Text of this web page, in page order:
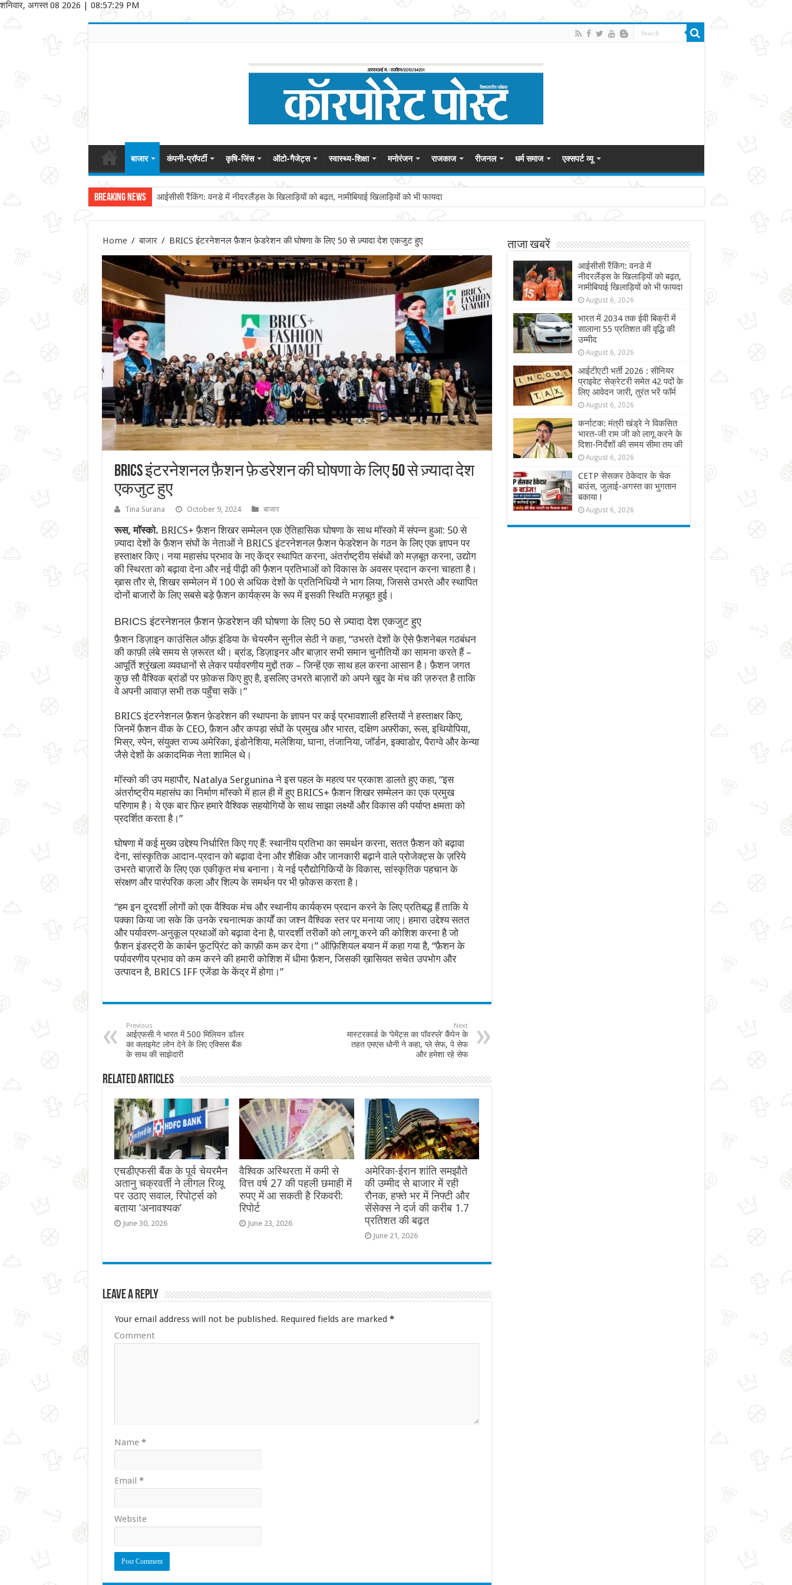
शनिवार, अगस्त 08 2026 | 08:57:29 PM
बाजार कंपनी-प्रॉपर्टी कृषि-जिंस ऑटो-गैजेट्स स्वास्थ्य-शिक्षा मनोरंजन राजकाज रीजनल धर्म समाज एक्सपर्ट व्यू
Breaking News आईसीसी रैंकिंग: वनडे में नीदरलैंड्स के खिलाड़ियों को बढ़त, नामीबियाई खिलाड़ियों को भी फायदा
Home / बाजार / BRICS इंटरनेशनल फ़ैशन फ़ेडरेशन की घोषणा के लिए 50 से ज़्यादा देश एकजुट हुए
BRICS इंटरनेशनल फ़ैशन फ़ेडरेशन की घोषणा के लिए 50 से ज़्यादा देश
एकजुट हुए
Tina Surana October 9, 2024 बाजार
रूस, मॉस्को. BRICS+ फ़ैशन शिखर सम्मेलन एक ऐतिहासिक घोषणा के साथ मॉस्को में संपन्न हुआ: 50 से
ज़्यादा देशों के फ़ैशन संघों के नेताओं ने BRICS इंटरनेशनल फ़ैशन फेडरेशन के गठन के लिए एक ज्ञापन पर
हस्ताक्षर किए। नया महासंघ प्रभाव के नए केंद्र स्थापित करना, अंतर्राष्ट्रीय संबंधों को मज़बूत करना, उद्योग
की स्थिरता को बढ़ावा देना और नई पीढ़ी की फ़ैशन प्रतिभाओं को विकास के अवसर प्रदान करना चाहता है।
ख़ास तौर से, शिखर सम्मेलन में 100 से अधिक देशों के प्रतिनिधियों ने भाग लिया, जिससे उभरते और स्थापित
दोनों बाजारों के लिए सबसे बड़े फ़ैशन कार्यक्रम के रूप में इसकी स्थिति मज़बूत हुई।
BRICS इंटरनेशनल फ़ैशन फ़ेडरेशन की घोषणा के लिए 50 से ज़्यादा देश एकजुट हुए
फ़ैशन डिज़ाइन काउंसिल ऑफ़ इंडिया के चेयरमैन सुनील सेठी ने कहा, “उभरते देशों के ऐसे फ़ैशनेबल गठबंधन
की काफ़ी लंबे समय से ज़रूरत थी। ब्रांड, डिज़ाइनर और बाज़ार सभी समान चुनौतियों का सामना करते हैं –
आपूर्ति श्रृंखला व्यवधानों से लेकर पर्यावरणीय मुद्दों तक – जिन्हें एक साथ हल करना आसान है। फ़ैशन जगत
कुछ सौ वैश्विक ब्रांडों पर फ़ोकस किए हुए है, इसलिए उभरते बाज़ारों को अपने खुद के मंच की ज़रुरत है ताकि
वे अपनी आवाज़ सभी तक पहुँचा सकें।“
BRICS इंटरनेशनल फ़ैशन फ़ेडरेशन की स्थापना के ज्ञापन पर कई प्रभावशाली हस्तियों ने हस्ताक्षर किए,
जिनमें फ़ैशन वीक के CEO, फ़ैशन और कपड़ा संघों के प्रमुख और भारत, दक्षिण अफ़्रीका, रूस, इथियोपिया,
मिस्र, स्पेन, संयुक्त राज्य अमेरिका, इंडोनेशिया, मलेशिया, घाना, तंजानिया, जॉर्डन, इक्वाडोर, पैराग्वे और केन्या
जैसे देशों के अकादमिक नेता शामिल थे।
मॉस्को की उप महापौर, Natalya Sergunina ने इस पहल के महत्व पर प्रकाश डालते हुए कहा, “इस
अंतर्राष्ट्रीय महासंघ का निर्माण मॉस्को में हाल ही में हुए BRICS+ फ़ैशन शिखर सम्मेलन का एक प्रमुख
परिणाम है। ये एक बार फ़िर हमारे वैश्विक सहयोगियों के साथ साझा लक्ष्यों और विकास की पर्याप्त क्षमता को
प्रदर्शित करता है।”
घोषणा में कई मुख्य उद्देश्य निर्धारित किए गए हैं: स्थानीय प्रतिभा का समर्थन करना, सतत फ़ैशन को बढ़ावा
देना, सांस्कृतिक आदान-प्रदान को बढ़ावा देना और शैक्षिक और जानकारी बढ़ाने वाले प्रोजेक्ट्स के ज़रिये
उभरते बाज़ारों के लिए एक एकीकृत मंच बनाना। ये नई प्रौद्योगिकियों के विकास, सांस्कृतिक पहचान के
संरक्षण और पारंपरिक कला और शिल्प के समर्थन पर भी फ़ोकस करता है।
“हम इन दूरदर्शी लोगों को एक वैश्विक मंच और स्थानीय कार्यक्रम प्रदान करने के लिए प्रतिबद्ध हैं ताकि ये
पक्का किया जा सके कि उनके रचनात्मक कार्यों का जश्न वैश्विक स्तर पर मनाया जाए। हमारा उद्देश्य सतत
और पर्यावरण-अनुकूल प्रथाओं को बढ़ावा देना है, पारदर्शी तरीकों को लागू करने की कोशिश करना है जो
फ़ैशन इंडस्ट्री के कार्बन फ़ुटप्रिंट को काफ़ी कम कर देगा।” ऑफ़िशियल बयान में कहा गया है, “फ़ैशन के
पर्यावरणीय प्रभाव को कम करने की हमारी कोशिश में धीमा फ़ैशन, जिसकी ख़ासियत सचेत उपभोग और
उत्पादन है, BRICS IFF एजेंडा के केंद्र में होगा।”
Previous
आईएफसी ने भारत में 500 मिलियन डॉलर
का क्लाइमेट लोन देने के लिए एक्सिस बैंक
के साथ की साझेदारी
Next
मास्टरकार्ड के ‘पेमेंट्स का पॉवरप्ले’ कैंपेन के
तहत एमएस धोनी ने कहा, प्ले सेफ, पे सेफ
और हमेशा रहे सेफ
Related Articles
एचडीएफसी बैंक के पूर्व चेयरमैन
अतानु चक्रवर्ती ने लीगल रिव्यू
पर उठाए सवाल, रिपोर्ट्स को
बताया ‘अनावश्यक’
June 30, 2026
वैश्विक अस्थिरता में कमी से
वित्त वर्ष 27 की पहली छमाही में
रुपए में आ सकती है रिकवरी:
रिपोर्ट
June 23, 2026
अमेरिका-ईरान शांति समझौते
की उम्मीद से बाजार में रही
रौनक, हफ्ते भर में निफ्टी और
सेंसेक्स ने दर्ज की करीब 1.7
प्रतिशत की बढ़त
June 21, 2026
Leave a Reply
Your email address will not be published. Required fields are marked *
Comment
Name *
Email *
Website
ताजा खबरें
आईसीसी रैंकिंग: वनडे में
नीदरलैंड्स के खिलाड़ियों को बढ़त,
नामीबियाई खिलाड़ियों को भी फायदा
August 6, 2026
भारत में 2034 तक ईवी बिक्री में
सालाना 55 प्रतिशत की वृद्धि की
उम्मीद
August 6, 2026
आईटीएटी भर्ती 2026 : सीनियर
प्राइवेट सेक्रेटरी समेत 42 पदों के
लिए आवेदन जारी, तुरंत भरें फॉर्म
August 6, 2026
कर्नाटक: मंत्री खंड्रे ने विकसित
भारत-जी राम जी को लागू करने के
दिशा-निर्देशों की समय सीमा तय की
August 6, 2026
CETP सेसकर ठेकेदार के चेक
बाउंस, जुलाई-अगस्त का भुगतान
बकाया !
August 6, 2026